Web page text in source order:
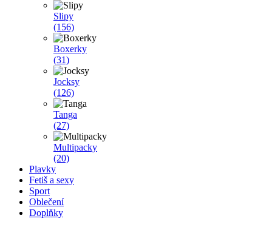
Slipy
(156)
Boxerky
(31)
Jocksy
(126)
Tanga
(27)
Multipacky
(20)
Plavky
Fetiš a sexy
Sport
Oblečení
Doplňky